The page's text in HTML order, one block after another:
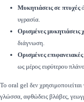
Μυκητιάσεις σε πτυχές
υγρασία.
Ορισμένες
διάγνωση.
Ορισμένες
ως μέρος ευρύτερου
Το oral gel δεν
γλώσσα, αφθώδεις βλάβες,